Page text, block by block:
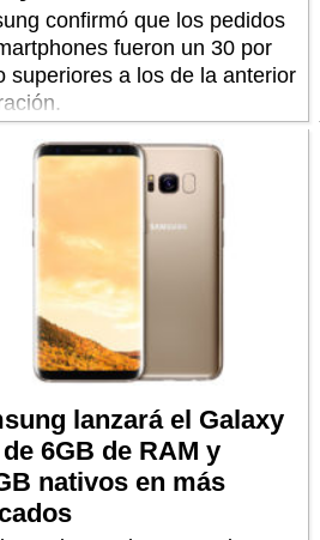
confirmó que los pedidos
fueron un 30 por
superiores a los de la anterior
lanzará el Galaxy
6GB de RAM y
nativos en más